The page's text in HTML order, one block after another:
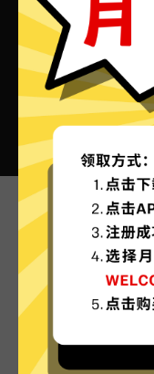
腐蚀